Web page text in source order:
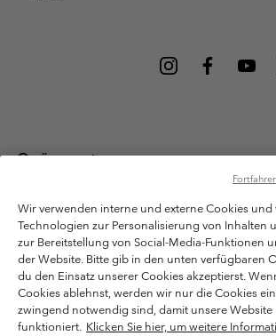
Österreich
Columbia Sportswear Austria GmbH.
Bergheim, Salzburg Österreich. Alle Rechte
Nutzungsbedingungen
Allgemeine
Datenschutzerklärung
Bestimmungen und Bedingungen des Mitglieder
Nutzungsbedingungen Für Nutzergenerierte Inhalte
Wir verwenden interne und externe Cookies
Technologien zur Personalisierung von Inhalten
zur Bereitstellung von Social-Media-Funktionen
der Website. Bitte gib in den unten verfügbaren
du den Einsatz unserer Cookies akzeptierst.
Cookies ablehnst, werden wir nur die Cookies
zwingend notwendig sind, damit unsere Website
funktioniert. Klicken Sie hier, um weitere
Bitte wählen Sie Ihr Lieferland und
Online-Einkauf